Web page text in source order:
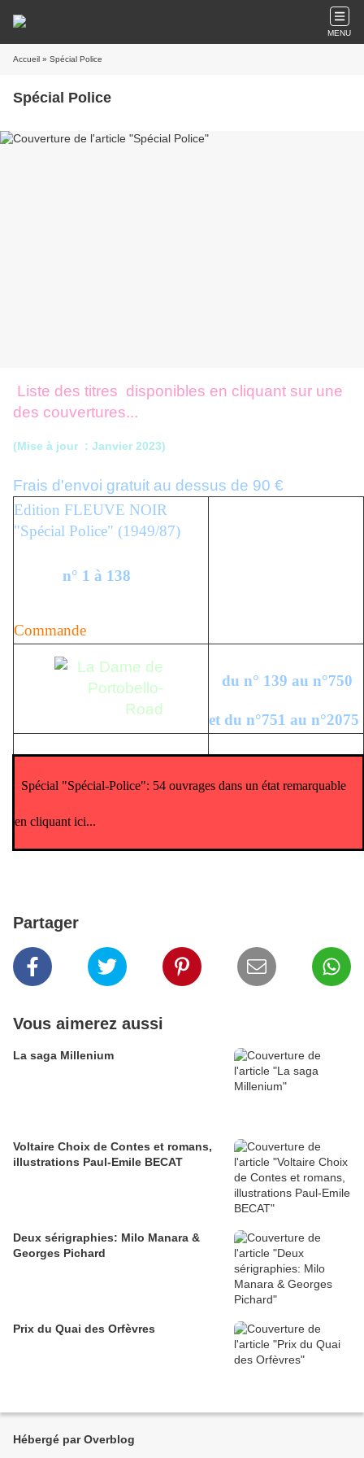
MENU
Accueil » Spécial Police
Spécial Police
Liste des titres disponibles en cliquant sur une
des couvertures...
(Mise à jour : Janvier 2023)
Frais d'envoi gratuit au dessus de 90 €
Edition FLEUVE NOIR
"Spécial Police" (1949/87)
n° 1 à 138
Commande
du n° 139 au n°750
et du n°751 au n°2075
Spécial "Spécial-Police": 54 ouvrages dans un état remarquable
en cliquant ici...
Partager
Vous aimerez aussi
La saga Millenium
Voltaire Choix de Contes et romans,
illustrations Paul-Emile BECAT
Deux sérigraphies: Milo Manara &
Georges Pichard
Prix du Quai des Orfèvres
Hébergé par Overblog